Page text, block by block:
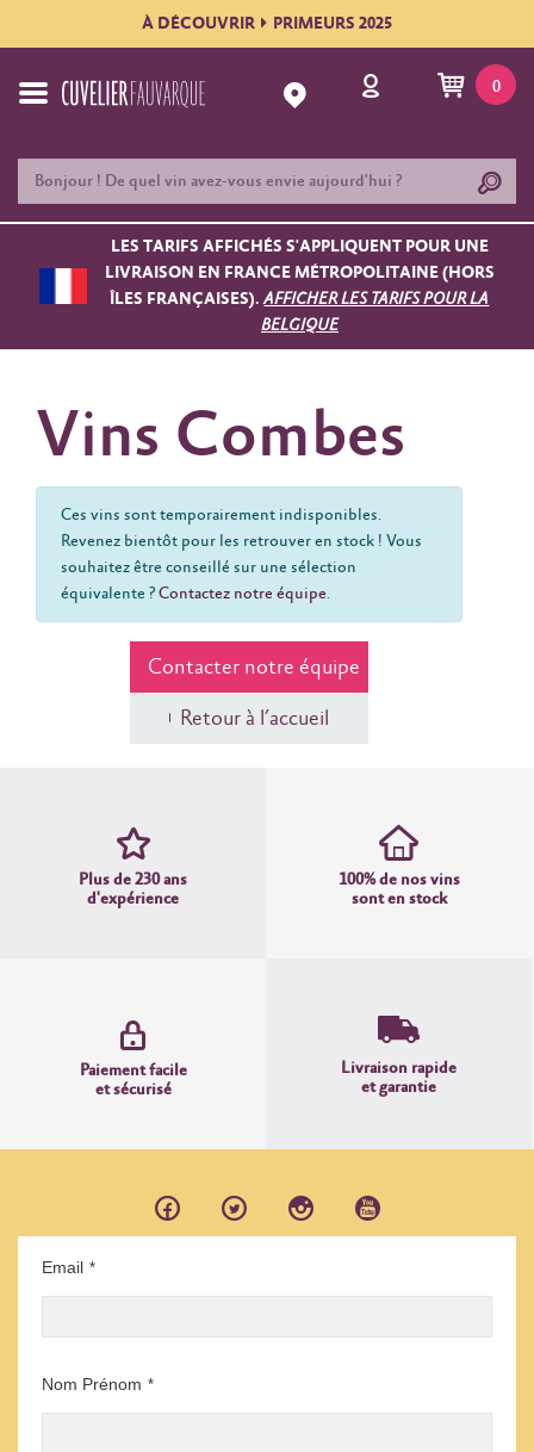
À DÉCOUVRIR PRIMEURS 2025
0
LES TARIFS AFFICHÉS S'APPLIQUENT POUR UNE
LIVRAISON EN FRANCE MÉTROPOLITAINE (HORS
ÎLES FRANÇAISES).AFFICHER LES TARIFS POUR LA
BELGIQUE
Vins Combes
Ces vins sont temporairement indisponibles.
Revenez bientôt pour les retrouver en stock ! Vous
souhaitez être conseillé sur une sélection
équivalente ?Contactez notre équipe.
Contacter notre équipe
Retour à l’accueil
Plus de 230 ans
d'expérience
100% de nos vins
sont en stock
Paiement facile
et sécurisé
Livraison rapide
et garantie
Email *
Nom Prénom *